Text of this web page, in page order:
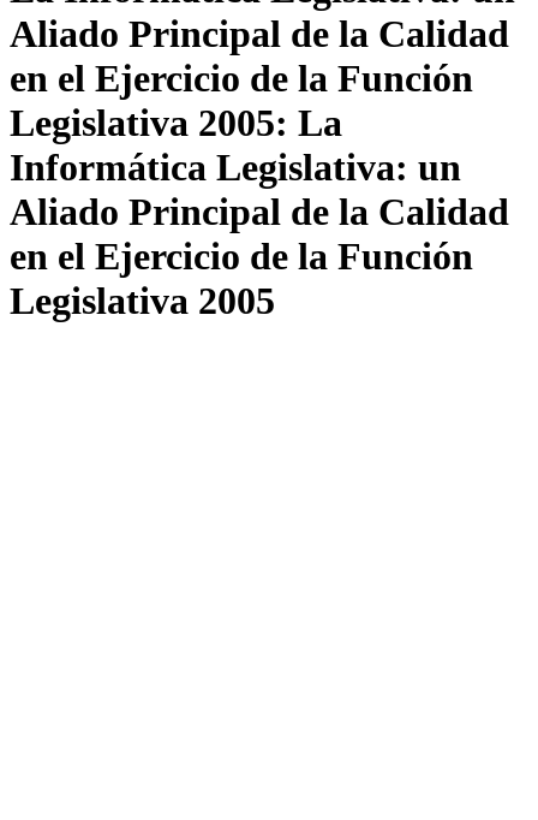
Aliado Principal de la Calidad
en el Ejercicio de la Función
Legislativa 2005: La
Informática Legislativa: un
Aliado Principal de la Calidad
en el Ejercicio de la Función
Legislativa 2005